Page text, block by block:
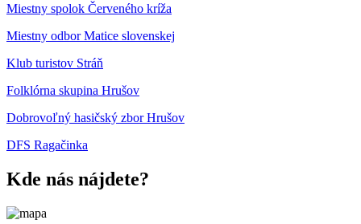
Miestny spolok Červeného kríža
Miestny odbor Matice slovenskej
Klub turistov Stráň
Folklórna skupina Hrušov
Dobrovoľný hasičský zbor Hrušov
DFS Ragačinka
Kde nás nájdete?